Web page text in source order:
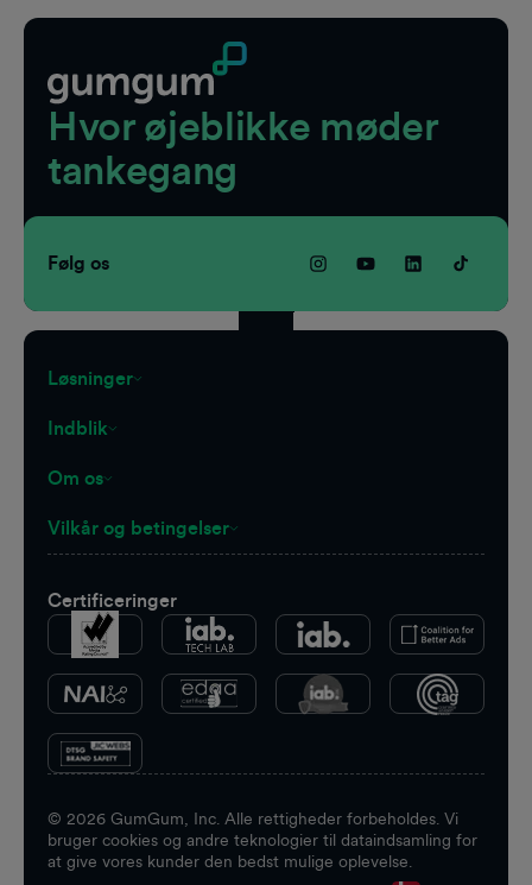
Hvor øjeblikke møder
tankegang
Følg os
Løsninger
Indblik
Om os
Vilkår og betingelser
Certificeringer
© 2026 GumGum, Inc. Alle rettigheder forbeholdes. Vi
bruger cookies og andre teknologier til dataindsamling for
at give vores kunder den bedst mulige oplevelse.